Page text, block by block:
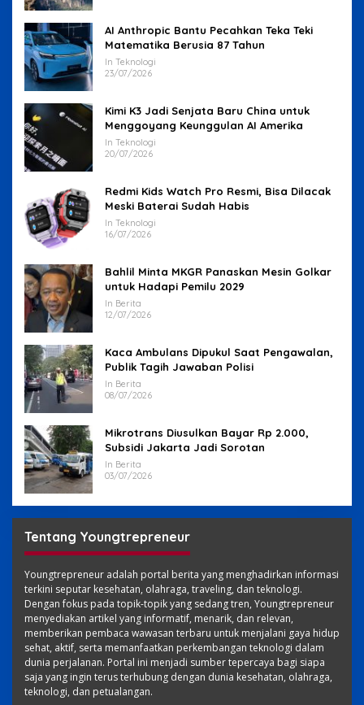
AI Anthropic Bantu Pecahkan Teka Teki
Matematika Berusia 87 Tahun
In Teknologi
23/07/2026
Kimi K3 Jadi Senjata Baru China untuk
Menggoyang Keunggulan AI Amerika
In Teknologi
20/07/2026
Redmi Kids Watch Pro Resmi, Bisa Dilacak
Meski Baterai Sudah Habis
In Teknologi
16/07/2026
Bahlil Minta MKGR Panaskan Mesin Golkar
untuk Hadapi Pemilu 2029
In Berita
12/07/2026
Kaca Ambulans Dipukul Saat Pengawalan,
Publik Tagih Jawaban Polisi
In Berita
08/07/2026
Mikrotrans Diusulkan Bayar Rp 2.000,
Subsidi Jakarta Jadi Sorotan
In Berita
03/07/2026
Tentang Youngtrepreneur
Youngtrepreneur adalah portal berita yang menghadirkan informasi
terkini seputar kesehatan, olahraga, traveling, dan teknologi.
Dengan fokus pada topik-topik yang sedang tren, Youngtrepreneur
menyediakan artikel yang informatif, menarik, dan relevan,
memberikan pembaca wawasan terbaru untuk menjalani gaya hidup
sehat, aktif, serta memanfaatkan perkembangan teknologi dalam
dunia perjalanan. Portal ini menjadi sumber tepercaya bagi siapa
saja yang ingin terus terhubung dengan dunia kesehatan, olahraga,
teknologi, dan petualangan.